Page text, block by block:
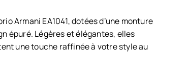
Armani EA1041, dotées d’une monture
épuré. Légères et élégantes, elles
une touche raffinée à votre style au